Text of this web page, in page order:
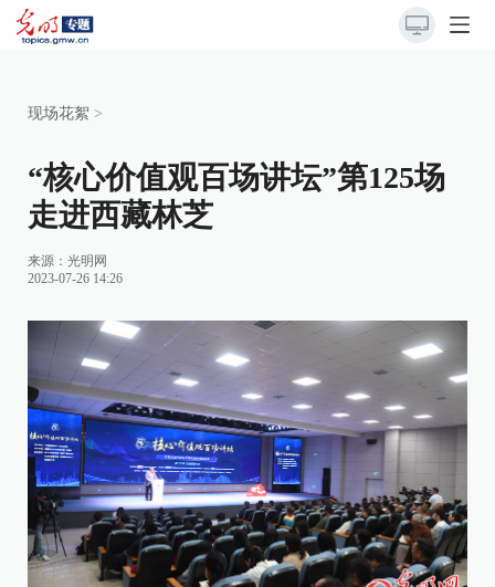
现场花絮 >
“核心价值观百场讲坛”第125场
走进西藏林芝
来源： 光明网
2023-07-26 14:26